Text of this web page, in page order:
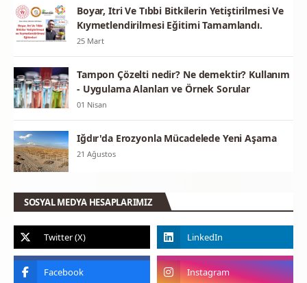
Boyar, Itri Ve Tıbbi Bitkilerin Yetiştirilmesi Ve
Kıymetlendirilmesi Eğitimi Tamamlandı.
25 Mart
Tampon Çözelti nedir? Ne demektir? Kullanım
- Uygulama Alanları ve Örnek Sorular
01 Nisan
Iğdır'da Erozyonla Mücadelede Yeni Aşama
21 Ağustos
SOSYAL MEDYA HESAPLARIMIZ